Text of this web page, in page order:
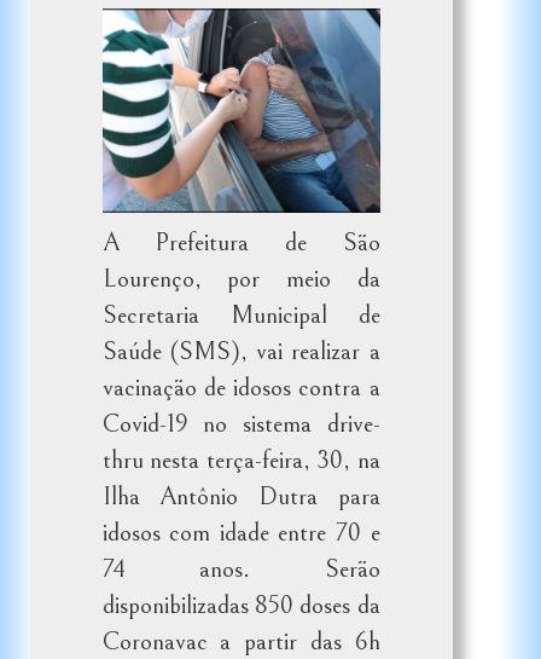
A Prefeitura de São
Lourenço, por meio da
Secretaria Municipal de
Saúde (SMS), vai realizar a
vacinação de idosos contra a
Covid-19 no sistema drive-
thru nesta terça-feira, 30, na
Ilha Antônio Dutra para
idosos com idade entre 70 e
74 anos. Serão
disponibilizadas 850 doses da
Coronavac a partir das 6h